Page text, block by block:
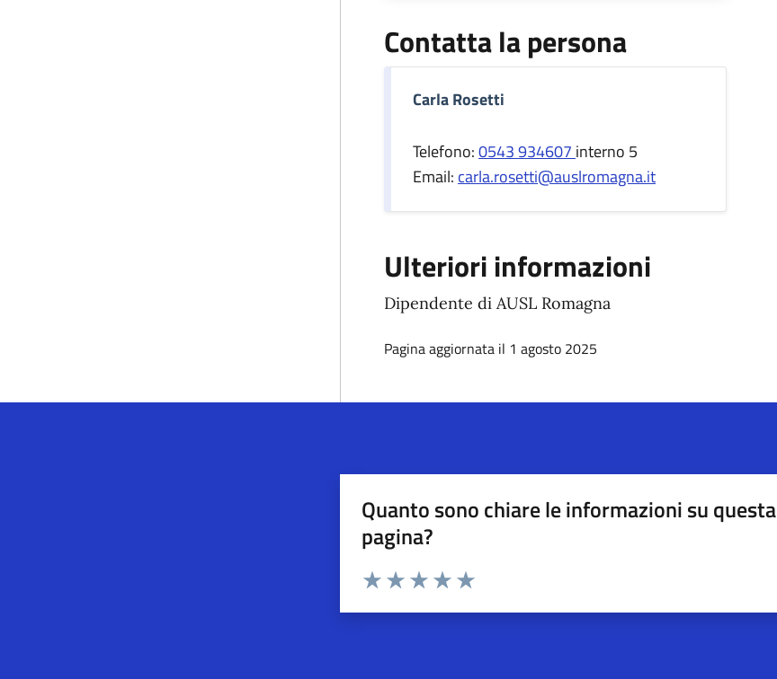
Contatta la persona
Carla Rosetti
Telefono:0543 934607 interno 5
Email: carla.rosetti@auslromagna.it
Ulteriori informazioni
Dipendente di AUSL Romagna
Pagina aggiornata il 1 agosto 2025
Quanto sono chiare le informazioni su questa
pagina?
Esprimi una valutazione